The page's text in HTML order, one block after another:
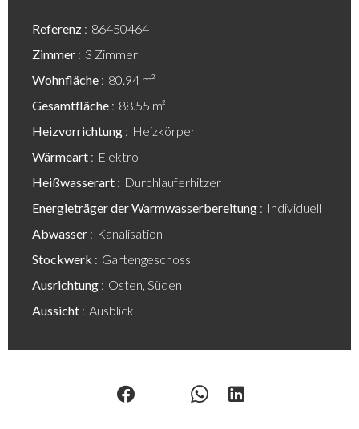
Referenz
86450464
Zimmer
3 Zimmer
Wohnfläche
80.94 m²
Gesamtfläche
88.55 m²
Heizvorrichtung
Heizkörper
Wärmeart
Elektro
Heißwasserart
Durchlauferhitzer
Energieträger der Warmwasserbereitung
Individuell
Abwasser
Kanalisation
Stockwerk
Gartengeschoss
Ausrichtung
Osten, Süden
Aussicht
Ausblick